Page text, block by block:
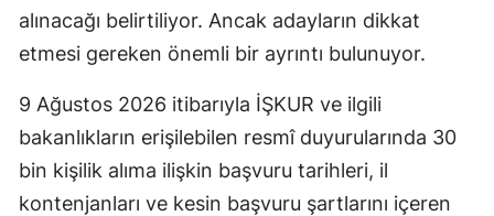
alınacağı belirtiliyor. Ancak adayların dikkat
etmesi gereken önemli bir ayrıntı bulunuyor.
9 Ağustos 2026 itibarıyla İŞKUR ve ilgili
bakanlıkların erişilebilen resmî duyurularında 30
bin kişilik alıma ilişkin başvuru tarihleri, il
kontenjanları ve kesin başvuru şartlarını içeren